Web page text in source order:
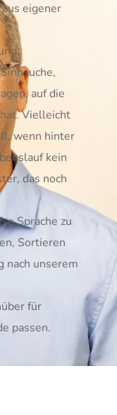
eigener
auf die
Vielleicht
wenn hinter
kein
das noch
Sprache zu
Sortieren
nach unserem
für
passen.